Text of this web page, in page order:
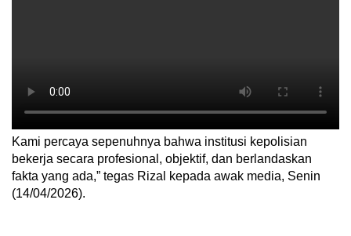
Kami percaya sepenuhnya bahwa institusi kepolisian
bekerja secara profesional, objektif, dan berlandaskan
fakta yang ada,” tegas Rizal kepada awak media, Senin
(14/04/2026).